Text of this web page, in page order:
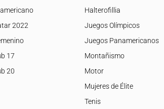
2022
17
20
Halterofillia
Juegos Olímpicos
Juegos Panamericanos
Montañismo
Motor
Mujeres de Élite
Tenis